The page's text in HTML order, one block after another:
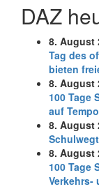
DAZ
8. August
Tag des
bieten
8. August
100 Tage
auf Tempo
8. August
8. August
100 Tage